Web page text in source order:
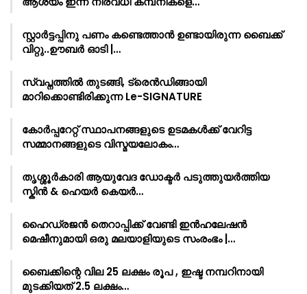
സ്റ്റാർട്ടപ്പിനു പണം കണ്ടെത്താൻ ഉണ്ടായിരുന്ന ബൈക്ക്
വിറ്റു..ഊബർ ഓടി |…
സ്വപ്നത്തിൽ തുടങ്ങി, ട്രെൻഡിങ്ങായി
മാറിക്കൊണ്ടിരിക്കുന്ന Le-SIGNATURE
കോർപ്പറേറ്റ് സ്ഥാപനങ്ങളുടെ ഉടമകൾക്ക് വേറിട്ട
സമ്മാനങ്ങളുടെ വിസ്മയലോകം…
തൃശ്ശൂർകാരി ആയുവേദ ഡോക്ടർ പടുത്തുയർത്തിയ
സ്കിൻ & ഹെയർ കെയർ…
ഹൈഡ്രജൻ തെറാപ്പിക്ക് വേണ്ടി ഇൻഹലേഷൻ
മെഷീനുമായി ഒരു മലയാളിയുടെ സംരംഭം |…
ബൈക്കിന്റെ വില 25 ലക്ഷം രൂപ , ഇഷ്ട നമ്പറിനായി
മുടക്കിയത് 2.5 ലക്ഷം…